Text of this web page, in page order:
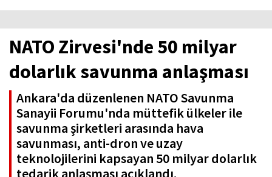
NATO Zirvesi'nde 50 milyar
dolarlık savunma anlaşması
Ankara'da düzenlenen NATO Savunma
Sanayii Forumu'nda müttefik ülkeler ile
savunma şirketleri arasında hava
savunması, anti-dron ve uzay
teknolojilerini kapsayan 50 milyar dolarlık
tedarik anlaşması açıklandı.